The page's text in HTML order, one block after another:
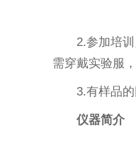
2.参加培
需穿戴实验服
3.有样品
仪器简介